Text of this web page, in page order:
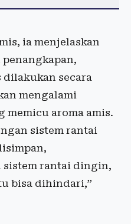
ia menjelaskan
penangkapan,
dilakukan secara
mengalami
aroma amis.
sistem rantai
rantai dingin,
bisa dihindari,”